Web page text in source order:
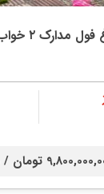
خواب امیرآباد چمستان
تومان /